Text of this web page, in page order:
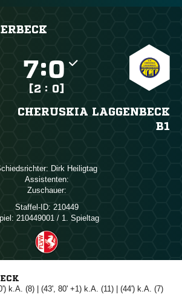
:
[2 : 0]
CHERUSKIA LAGGENBECK
B1
 
Assistenten:
Zuschauer:
Staffel-ID: 210449
210449001 / 1. Spieltag
k.A. (8) | (43', 80' +1) k.A. (11) | (44') k.A. (7)